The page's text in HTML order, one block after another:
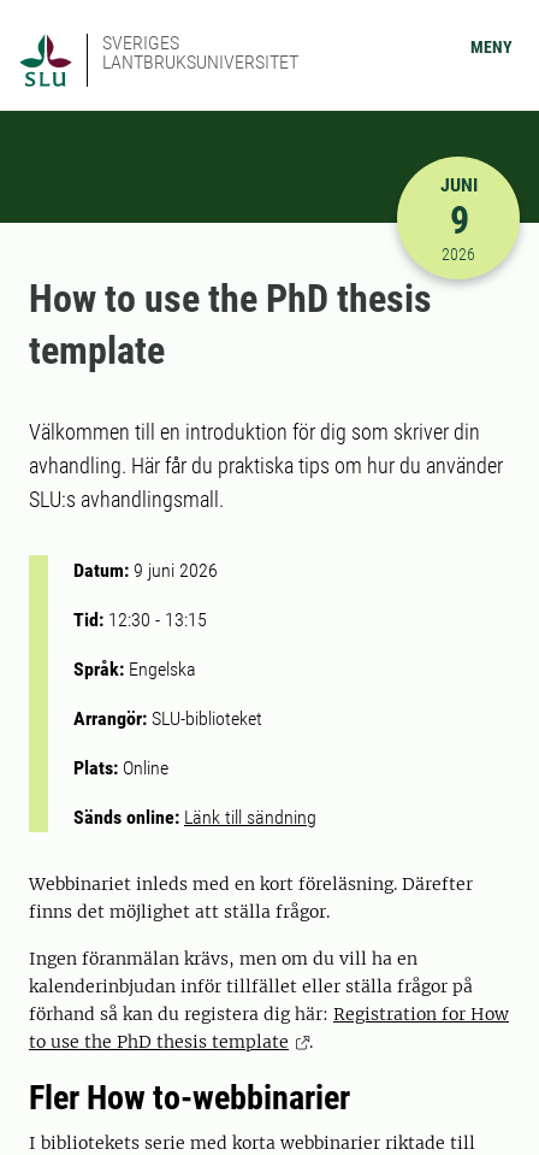
SVERIGES
LANTBRUKSUNIVERSITET
MENY
2026-06-
JUNI
9
2026
How to use the PhD thesis
template
Välkommen till en introduktion för dig som skriver din
avhandling. Här får du praktiska tips om hur du använder
SLU:s avhandlingsmall.
Datum: 9 juni 2026
Tid: 12:30 - 13:15
Språk: Engelska
Arrangör: SLU-biblioteket
Plats: Online
Sänds online: Länk till sändning
Webbinariet inleds med en kort föreläsning. Därefter
finns det möjlighet att ställa frågor.
Ingen föranmälan krävs, men om du vill ha en
kalenderinbjudan inför tillfället eller ställa frågor på
förhand så kan du registera dig här: Registration for How
to use the PhD thesis template
.
Fler How to-webbinarier
I bibliotekets serie med korta webbinarier riktade till